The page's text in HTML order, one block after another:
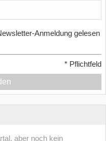
Anmeldung gelesen
* Pflichtfeld
aber noch kein